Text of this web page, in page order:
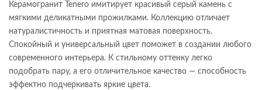
Керамогранит Tenero имитирует красивый серый камень с
мягкими деликатными прожилками. Коллекцию отличает
натуралистичность и приятная матовая поверхность.
Спокойный и универсальный цвет поможет в создании любого
современного интерьера. К стильному оттенку легко
подобрать пару, а его отличительное качество — способность
эффектно подчеркивать яркие цвета.